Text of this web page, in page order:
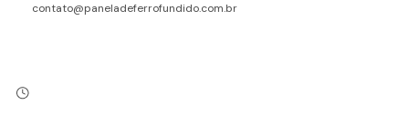
contato@paneladeferrofundido.com.br